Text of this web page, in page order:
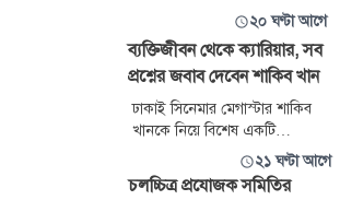
২০ ঘণ্টা আগে
ব্যক্তিজীবন থেকে ক্যারিয়ার, সব
প্রশ্নের জবাব দেবেন শাকিব খান
ঢাকাই সিনেমার মেগাস্টার শাকিব
খানকে নিয়ে বিশেষ একটি
আলোচনার আয়োজন করেছে
চ্যানেল আই। সম্প্রতি চিত্রনায়িকা
পূর্ণিমার উপস্থাপনায় ‘চাঁদ তারার
২১ ঘণ্টা আগে
চলচ্চিত্র প্রযোজক সমিতির